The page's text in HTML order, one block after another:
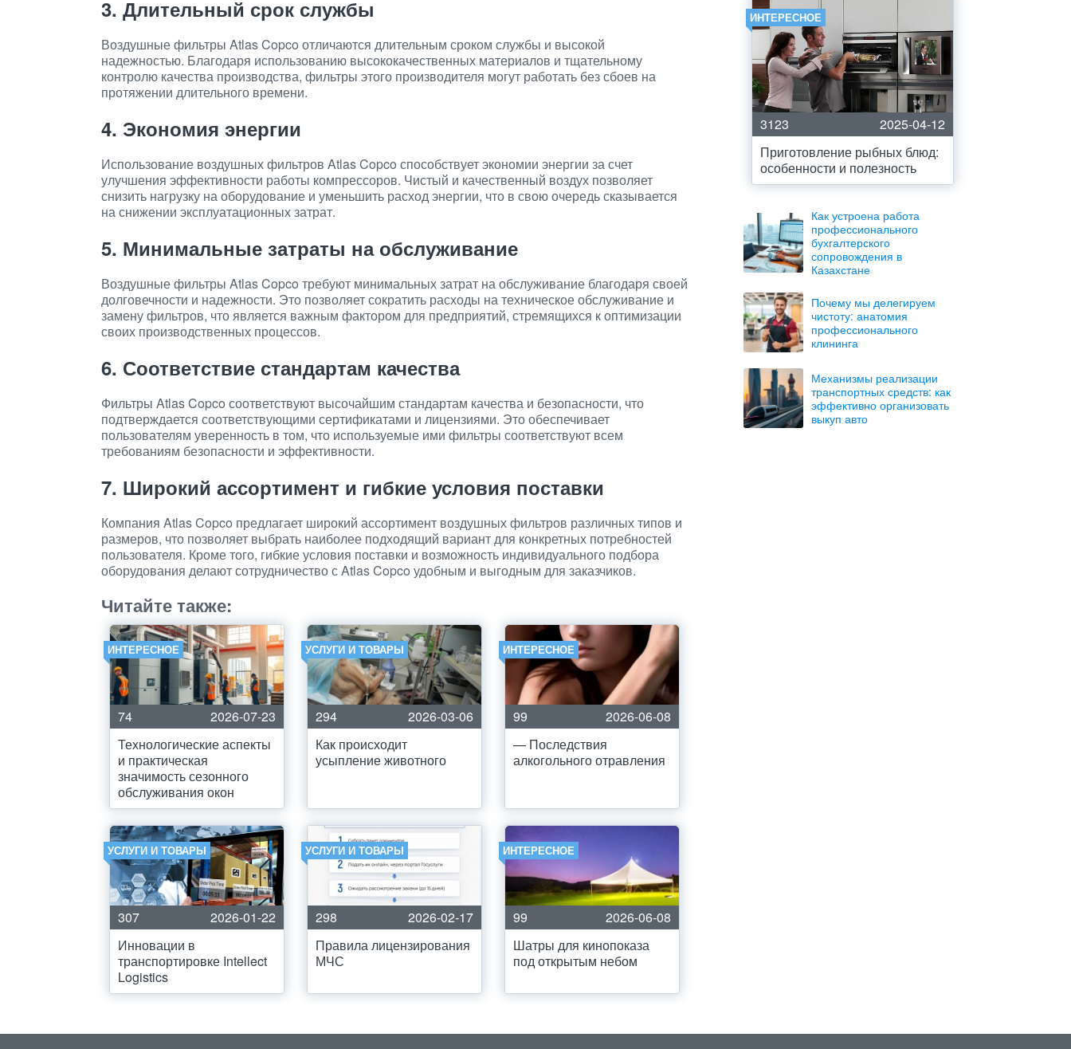
3. Длительный срок службы
Воздушные фильтры Atlas Copco отличаются длительным сроком службы и высокой
надежностью. Благодаря использованию высококачественных материалов и тщательному
контролю качества производства, фильтры этого производителя могут работать без сбоев на
протяжении длительного времени.
4. Экономия энергии
Использование воздушных фильтров Atlas Copco способствует экономии энергии за счет
улучшения эффективности работы компрессоров. Чистый и качественный воздух позволяет
снизить нагрузку на оборудование и уменьшить расход энергии, что в свою очередь сказывается
на снижении эксплуатационных затрат.
5. Минимальные затраты на обслуживание
Воздушные фильтры Atlas Copco требуют минимальных затрат на обслуживание благодаря своей
долговечности и надежности. Это позволяет сократить расходы на техническое обслуживание и
замену фильтров, что является важным фактором для предприятий, стремящихся к оптимизации
своих производственных процессов.
6. Соответствие стандартам качества
Фильтры Atlas Copco соответствуют высочайшим стандартам качества и безопасности, что
подтверждается соответствующими сертификатами и лицензиями. Это обеспечивает
пользователям уверенность в том, что используемые ими фильтры соответствуют всем
требованиям безопасности и эффективности.
7. Широкий ассортимент и гибкие условия поставки
Компания Atlas Copco предлагает широкий ассортимент воздушных фильтров различных типов и
размеров, что позволяет выбрать наиболее подходящий вариант для конкретных потребностей
пользователя. Кроме того, гибкие условия поставки и возможность индивидуального подбора
оборудования делают сотрудничество с Atlas Copco удобным и выгодным для заказчиков.
Читайте также:
ИНТЕРЕСНОЕ
74
2026-07-23
Технологические аспекты
и практическая
значимость сезонного
обслуживания окон
УСЛУГИ И ТОВАРЫ
294
2026-03-06
Как происходит
усыпление животного
ИНТЕРЕСНОЕ
99
2026-06-08
— Последствия
алкогольного отравления
УСЛУГИ И ТОВАРЫ
307
2026-01-22
Инновации в
транспортировке Intellect
Logistics
УСЛУГИ И ТОВАРЫ
298
2026-02-17
Правила лицензирования
МЧС
ИНТЕРЕСНОЕ
99
2026-06-08
Шатры для кинопоказа
под открытым небом
ИНТЕРЕСНОЕ
3123
2025-04-12
Приготовление рыбных блюд:
особенности и полезность
Как устроена работа
профессионального
бухгалтерского
сопровождения в
Казахстане
Почему мы делегируем
чистоту: анатомия
профессионального
клининга
Механизмы реализации
транспортных средств: как
эффективно организовать
выкуп авто